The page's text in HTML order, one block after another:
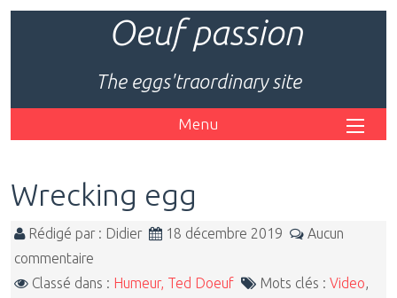
Oeuf passion
The eggs'traordinary site
Menu
Wrecking egg
Rédigé par : Didier 18 décembre 2019
Aucun
commentaire
Classé dans : Humeur, Ted Doeuf Mots clés : Video